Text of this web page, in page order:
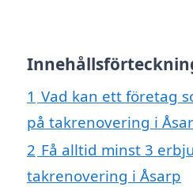
1 Vad kan ett företag
på takrenovering i
2 Få alltid minst 3
takrenovering i Åsarp